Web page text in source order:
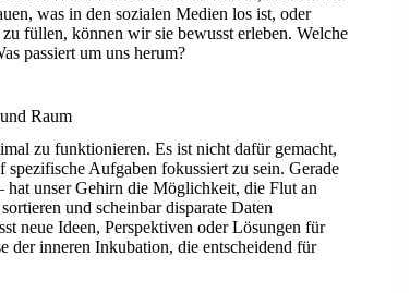
was in den sozialen Medien los ist, oder
füllen, können wir sie bewusst erleben. Welche
passiert um uns herum?
Raum
zu funktionieren. Es ist nicht dafür gemacht,
Aufgaben fokussiert zu sein. Gerade
hat unser Gehirn die Möglichkeit, die Flut an
und scheinbar disparate Daten
neue Ideen, Perspektiven oder Lösungen für
der inneren Inkubation, die entscheidend für